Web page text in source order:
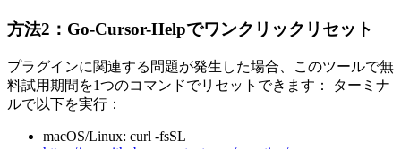
方法2：Go-Cursor-Helpでワンクリックリセット
プラグインに関連する問題が発生した場合、このツールで無
料試用期間を1つのコマンドでリセットできます： ターミナ
ルで以下を実行：
macOS/Linux: curl -fsSL